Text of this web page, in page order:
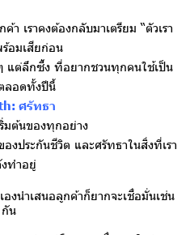
เราคงต้องกลับมาเตรียม “ตัวเรา
ร้อมเสียก่อน
แต่ลึกซึ้ง ที่อยากชวนทุกคนใช้เป็น
ลอดทั้งปีนี้
ศรัทธา
มต้นของทุกอย่าง
ประกันชีวิต และศรัทธาในสิ่งที่เรา
ทำอยู่
งนำเสนอลูกค้าก็ยากจะเชื่อมั่นเช่น
กัน